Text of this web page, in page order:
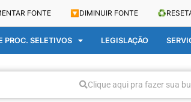
FONTE 🔽 DIMINUIR FONTE ♻️
PROC. SELETIVOS LEGISLAÇÃO
Clique aqui pra fazer sua